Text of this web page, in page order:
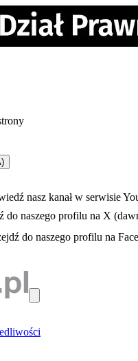
się w nowej karcie
- otwiera się w nowej karcie
nasz kanał w serwisie
nowej karcie
do naszego profilu na X
- otwiera się w nowej karcie
do naszego profilu na